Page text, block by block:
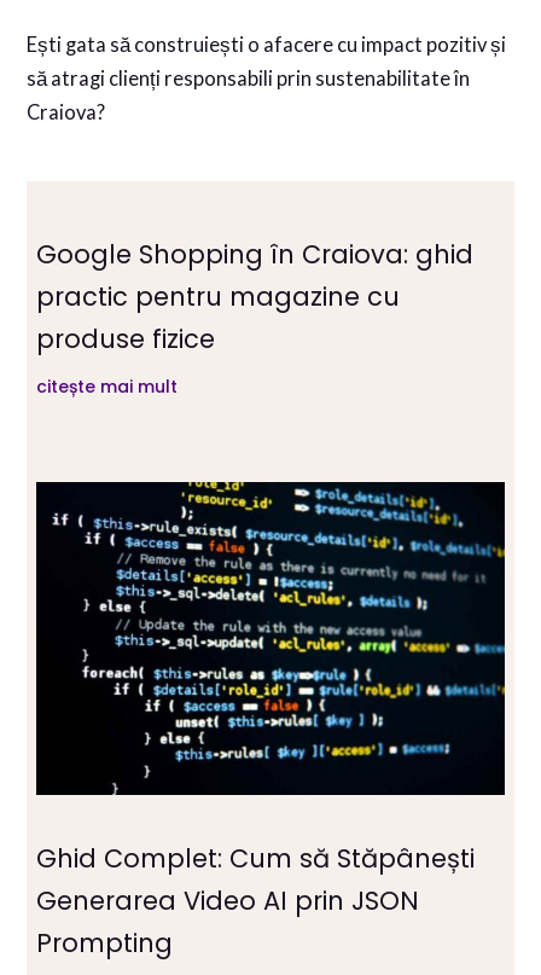
Ești gata să construiești o afacere cu impact pozitiv și
să atragi clienți responsabili prin sustenabilitate în
Craiova?
Google Shopping în Craiova: ghid
practic pentru magazine cu
produse fizice
citește mai mult
Ghid Complet: Cum să Stăpânești
Generarea Video AI prin JSON
Prompting